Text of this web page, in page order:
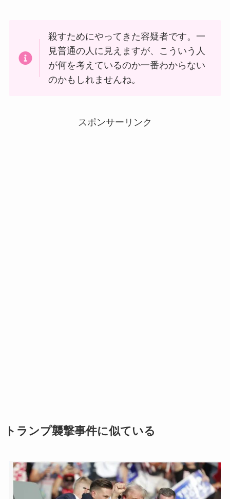
殺すためにやってきた容疑者です。一
見普通の人に見えますが、こういう人
が何を考えているのか一番わからない
のかもしれませんね。
スポンサーリンク
トランプ襲撃事件に似ている